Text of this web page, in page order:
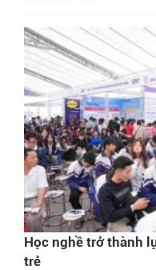
Học nghề trở thành
trẻ